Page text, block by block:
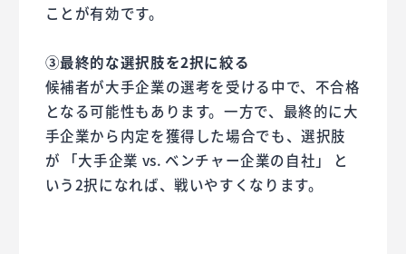
ことが有効です。
③最終的な選択肢を2択に絞る
候補者が大手企業の選考を受ける中で、不合格
となる可能性もあります。一方で、最終的に大
手企業から内定を獲得した場合でも、選択肢
が 「大手企業 vs. ベンチャー企業の自社」 と
いう2択になれば、戦いやすくなります。